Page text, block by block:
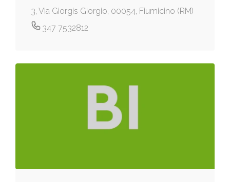
3, Via Giorgis Giorgio, 00054, Fiumicino (RM)
347 7532812